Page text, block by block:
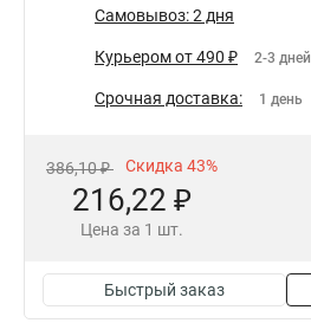
Самовывоз: 2 дня
Курьером от 490 ₽ 2-3 дней
Срочная доставка: 1 день
386,10 ₽ Скидка 43%
216,22 ₽
Цена за 1 шт.
Быстрый заказ